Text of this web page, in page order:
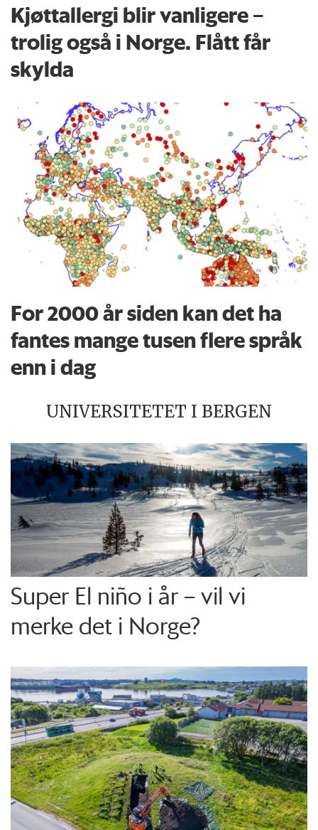
Kjøttallergi blir vanligere –
trolig også i Norge. Flått får
skylda
For 2000 år siden kan det ha
fantes mange tusen flere språk
enn i dag
UNIVERSITETET I BERGEN
Super El niño i år – vil vi
merke det i Norge?